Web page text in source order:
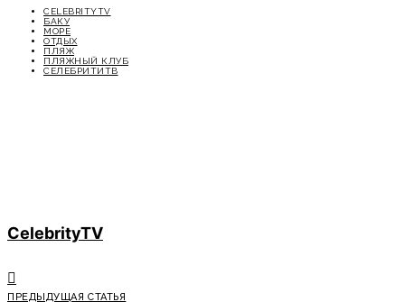
CELEBRITYTV
БАКУ
МОРЕ
ОТДЫХ
ПЛЯЖ
ПЛЯЖНЫЙ КЛУБ
СЕЛЕБРИТИТВ
CelebrityTV
ПРЕДЫДУЩАЯ СТАТЬЯ